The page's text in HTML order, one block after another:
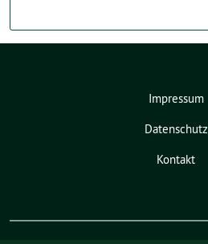
Impressum
Datenschutz
Kontakt